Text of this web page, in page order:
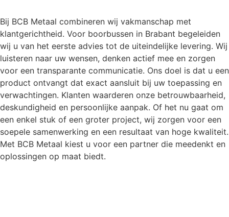
Bij BCB Metaal combineren wij vakmanschap met
klantgerichtheid. Voor boorbussen in Brabant begeleiden
wij u van het eerste advies tot de uiteindelijke levering. Wij
luisteren naar uw wensen, denken actief mee en zorgen
voor een transparante communicatie. Ons doel is dat u een
product ontvangt dat exact aansluit bij uw toepassing en
verwachtingen. Klanten waarderen onze betrouwbaarheid,
deskundigheid en persoonlijke aanpak. Of het nu gaat om
een enkel stuk of een groter project, wij zorgen voor een
soepele samenwerking en een resultaat van hoge kwaliteit.
Met BCB Metaal kiest u voor een partner die meedenkt en
oplossingen op maat biedt.